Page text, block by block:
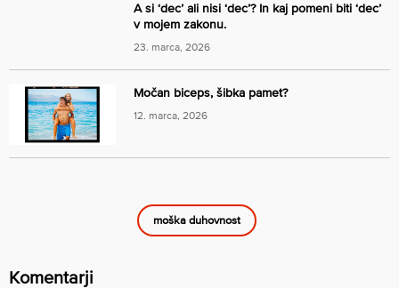
A si ‘dec’ ali nisi ‘dec’? In kaj pomeni biti ‘dec’
v mojem zakonu.
23. marca, 2026
Močan biceps, šibka pamet?
12. marca, 2026
moška duhovnost
Komentarji